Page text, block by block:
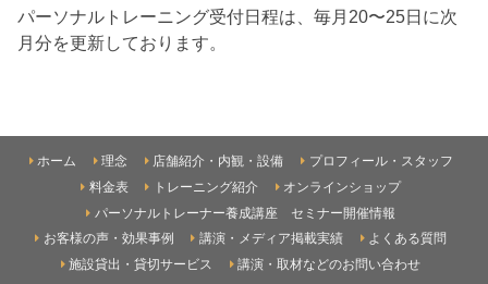
パーソナルトレーニング受付日程は、毎月20〜25日に次
月分を更新しております。
ホーム 理念 店舗紹介・内観・設備
プロフィール・スタッフ
料金表
トレーニング紹介
オンラインショップ
パーソナルトレーナー養成講座 セミナー開催情報
お客様の声・効果事例
講演・メディア掲載実績
よくある質問
施設貸出・貸切サービス
講演・取材などのお問い合わせ